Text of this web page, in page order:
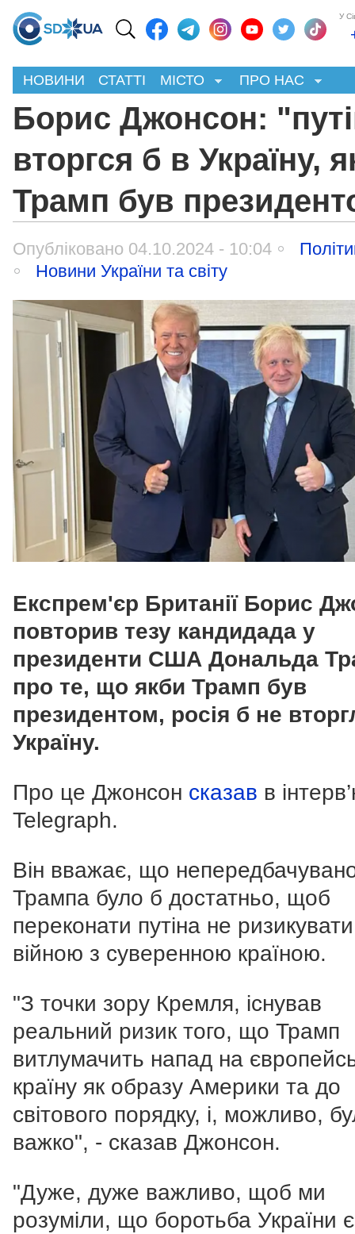
У
НОВИНИ СТАТТІ МІСТО ПРО НАС
Борис Джонсон:
вторгся б в Україну,
Трамп був
Опубліковано 04.10.2024 - 10:04
Новини України та світу
Експрем'єр Британії Борис
повторив тезу кандидада у
президенти США Дональда
про те, що якби Трамп був
президентом, росія б не
Україну.
Про це Джонсон сказав в
Telegraph.
Він вважає, що
Трампа було б достатньо, щоб
переконати путіна не ризикувати
війною з суверенною країною.
"З точки зору Кремля, існував
реальний ризик того, що Трамп
витлумачить напад на
країну як образу Америки та до
світового порядку, і, можливо,
важко", - сказав Джонсон.
"Дуже, дуже важливо, щоб ми
розуміли, що боротьба України є